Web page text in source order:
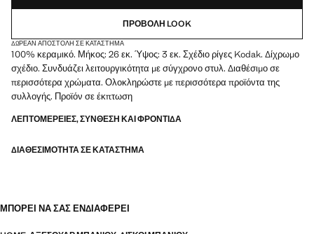
ΠΡΟΒΟΛΉ LOOK
ΔΩΡΕΆΝ ΑΠΟΣΤΟΛΉ ΣΕ ΚΑΤΆΣΤΗΜΑ
100% κεραμικό. Μήκος: 26 εκ. Ύψος: 3 εκ. Σχέδιο ρίγες Kodak. Δίχρωμο
σχέδιο. Συνδυάζει λειτουργικότητα με σύγχρονο στυλ. Διαθέσιμο σε
περισσότερα χρώματα. Ολοκληρώστε με περισσότερα προϊόντα της
συλλογής. Προϊόν σε έκπτωση
ΛΕΠΤΟΜΈΡΕΙΕΣ, ΣΎΝΘΕΣΗ ΚΑΙ ΦΡΟΝΤΊΔΑ
ΔΙΑΘΕΣΙΜΌΤΗΤΑ ΣΕ ΚΑΤΆΣΤΗΜΑ
ΜΠΟΡΕΊ ΝΑ ΣΑΣ ΕΝΔΙΑΦΈΡΕΙ